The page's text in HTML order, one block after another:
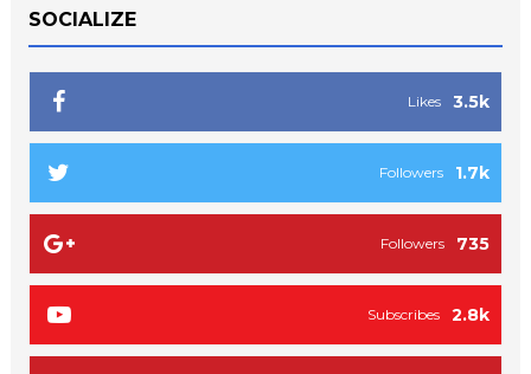
SOCIALIZE
3.5k
Likes
1.7k
Followers
735
Followers
2.8k
Subscribes